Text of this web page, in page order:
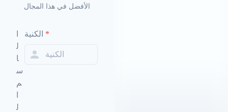
الأفضل في هذا المجال
ل
ا
س
م
ل
الكنية *